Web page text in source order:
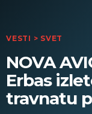
VESTI > SVET
NOVA
Erbas
travnatu